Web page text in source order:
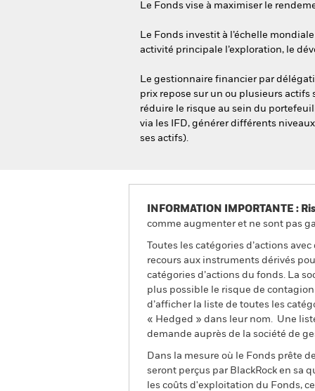
Le Fonds vise à maximiser le
Le Fonds investit à l’échelle
activité principale l’exploration, le
Le gestionnaire financier par
prix repose sur un ou plusieurs actifs
réduire le risque au sein du
via les IFD, générer différents
ses actifs).
INFORMATION IMPORTANTE :
comme augmenter et ne sont pas
Toutes les catégories d’actions
recours aux instruments dérivés
catégories d’actions du fonds. La
plus possible le risque de
d’afficher la liste de toutes les
« Hedged » dans leur nom. Une
demande auprès de la société de
Dans la mesure où le Fonds prête
seront perçus par BlackRock en sa
les coûts d'exploitation du Fonds,